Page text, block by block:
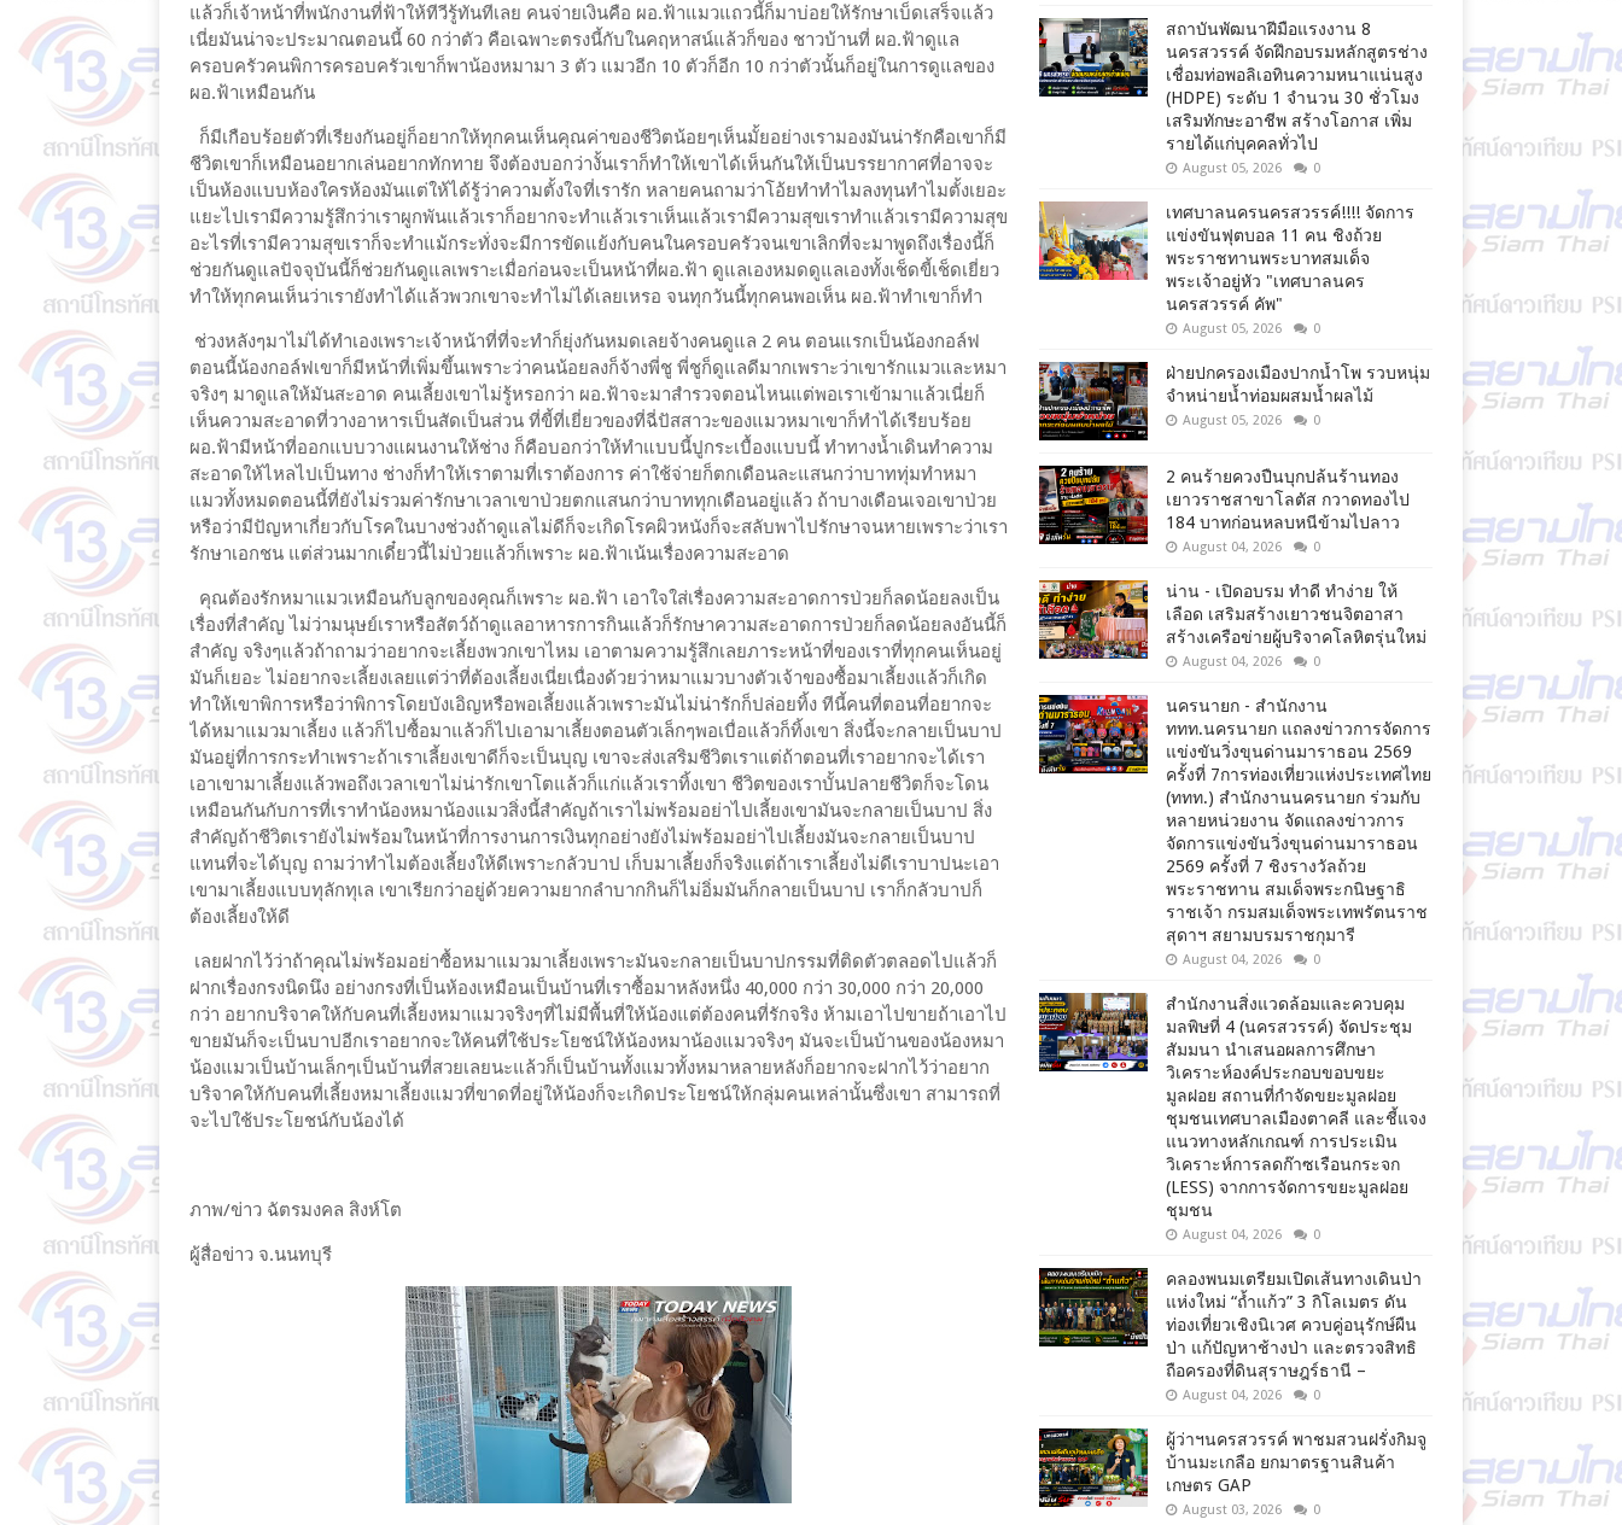
แล้วก็เจ้าหน้าที่พนักงานที่ฟ้าให้ทีวีรู้ทันทีเลย คนจ่ายเงินคือ ผอ.ฟ้าแมวแถวนี้ก็มาบ่อยให้รักษาเบ็ดเสร็จแล้ว
เนี่ยมันน่าจะประมาณตอนนี้ 60 กว่าตัว คือเฉพาะตรงนี้กับในคฤหาสน์แล้วก็ของ ชาวบ้านที่ ผอ.ฟ้าดูแล
ครอบครัวคนพิการครอบครัวเขาก็พาน้องหมามา 3 ตัว แมวอีก 10 ตัวก็อีก 10 กว่าตัวนั้นก็อยู่ในการดูแลของ
ผอ.ฟ้าเหมือนกัน
ก็มีเกือบร้อยตัวที่เรียงกันอยู่ก็อยากให้ทุกคนเห็นคุณค่าของชีวิตน้อยๆเห็นมั้ยอย่างเรามองมันน่ารักคือเขาก็มี
ชีวิตเขาก็เหมือนอยากเล่นอยากทักทาย จึงต้องบอกว่างั้นเราก็ทำให้เขาได้เห็นกันให้เป็นบรรยากาศที่อาจจะ
เป็นห้องแบบห้องใครห้องมันแต่ให้ได้รู้ว่าความตั้งใจที่เรารัก หลายคนถามว่าโอ้ยทำทำไมลงทุนทำไมตั้งเยอะ
แยะไปเรามีความรู้สึกว่าเราผูกพันแล้วเราก็อยากจะทำแล้วเราเห็นแล้วเรามีความสุขเราทำแล้วเรามีความสุข
อะไรที่เรามีความสุขเราก็จะทำแม้กระทั่งจะมีการขัดแย้งกับคนในครอบครัวจนเขาเลิกที่จะมาพูดถึงเรื่องนี้ก็
ช่วยกันดูแลปัจจุบันนี้ก็ช่วยกันดูแลเพราะเมื่อก่อนจะเป็นหน้าที่ผอ.ฟ้า ดูแลเองหมดดูแลเองทั้งเช็ดขี้เช็ดเยี่ยว
ทำให้ทุกคนเห็นว่าเรายังทำได้แล้วพวกเขาจะทำไม่ได้เลยเหรอ จนทุกวันนี้ทุกคนพอเห็น ผอ.ฟ้าทำเขาก็ทำ
ช่วงหลังๆมาไม่ได้ทำเองเพราะเจ้าหน้าที่ที่จะทำก็ยุ่งกันหมดเลยจ้างคนดูแล 2 คน ตอนแรกเป็นน้องกอล์ฟ
ตอนนี้น้องกอล์ฟเขาก็มีหน้าที่เพิ่มขึ้นเพราะว่าคนน้อยลงก็จ้างพี่ชู พี่ชูก็ดูแลดีมากเพราะว่าเขารักแมวและหมา
จริงๆ มาดูแลให้มันสะอาด คนเลี้ยงเขาไม่รู้หรอกว่า ผอ.ฟ้าจะมาสำรวจตอนไหนแต่พอเราเข้ามาแล้วเนี่ยก็
เห็นความสะอาดที่วางอาหารเป็นสัดเป็นส่วน ที่ขี้ที่เยี่ยวของที่ฉี่ปัสสาวะของแมวหมาเขาก็ทำได้เรียบร้อย
ผอ.ฟ้ามีหน้าที่ออกแบบวางแผนงานให้ช่าง ก็คือบอกว่าให้ทำแบบนี้ปูกระเบื้องแบบนี้ ทำทางน้ำเดินทำความ
สะอาดให้ไหลไปเป็นทาง ช่างก็ทำให้เราตามที่เราต้องการ ค่าใช้จ่ายก็ตกเดือนละแสนกว่าบาททุ่มทำหมา
แมวทั้งหมดตอนนี้ที่ยังไม่รวมค่ารักษาเวลาเขาป่วยตกแสนกว่าบาททุกเดือนอยู่แล้ว ถ้าบางเดือนเจอเขาป่วย
หรือว่ามีปัญหาเกี่ยวกับโรคในบางช่วงถ้าดูแลไม่ดีก็จะเกิดโรคผิวหนังก็จะสลับพาไปรักษาจนหายเพราะว่าเรา
รักษาเอกชน แต่ส่วนมากเดี๋ยวนี้ไม่ป่วยแล้วก็เพราะ ผอ.ฟ้าเน้นเรื่องความสะอาด
คุณต้องรักหมาแมวเหมือนกับลูกของคุณก็เพราะ ผอ.ฟ้า เอาใจใส่เรื่องความสะอาดการป่วยก็ลดน้อยลงเป็น
เรื่องที่สำคัญ ไม่ว่ามนุษย์เราหรือสัตว์ถ้าดูแลอาหารการกินแล้วก็รักษาความสะอาดการป่วยก็ลดน้อยลงอันนี้ก็
สำคัญ จริงๆแล้วถ้าถามว่าอยากจะเลี้ยงพวกเขาไหม เอาตามความรู้สึกเลยภาระหน้าที่ของเราที่ทุกคนเห็นอยู่
มันก็เยอะ ไม่อยากจะเลี้ยงเลยแต่ว่าที่ต้องเลี้ยงเนี่ยเนื่องด้วยว่าหมาแมวบางตัวเจ้าของซื้อมาเลี้ยงแล้วก็เกิด
ทำให้เขาพิการหรือว่าพิการโดยบังเอิญหรือพอเลี้ยงแล้วเพราะมันไม่น่ารักก็ปล่อยทิ้ง ทีนี้คนที่ตอนที่อยากจะ
ได้หมาแมวมาเลี้ยง แล้วก็ไปซื้อมาแล้วก็ไปเอามาเลี้ยงตอนตัวเล็กๆพอเบื่อแล้วก็ทิ้งเขา สิ่งนี้จะกลายเป็นบาป
มันอยู่ที่การกระทำเพราะถ้าเราเลี้ยงเขาดีก็จะเป็นบุญ เขาจะส่งเสริมชีวิตเราแต่ถ้าตอนที่เราอยากจะได้เรา
เอาเขามาเลี้ยงแล้วพอถึงเวลาเขาไม่น่ารักเขาโตแล้วก็แก่แล้วเราทิ้งเขา ชีวิตของเราบั้นปลายชีวิตก็จะโดน
เหมือนกันกับการที่เราทำน้องหมาน้องแมวสิ่งนี้สำคัญถ้าเราไม่พร้อมอย่าไปเลี้ยงเขามันจะกลายเป็นบาป สิ่ง
สำคัญถ้าชีวิตเรายังไม่พร้อมในหน้าที่การงานการเงินทุกอย่างยังไม่พร้อมอย่าไปเลี้ยงมันจะกลายเป็นบาป
แทนที่จะได้บุญ ถามว่าทำไมต้องเลี้ยงให้ดีเพราะกลัวบาป เก็บมาเลี้ยงก็จริงแต่ถ้าเราเลี้ยงไม่ดีเราบาปนะเอา
เขามาเลี้ยงแบบทุลักทุเล เขาเรียกว่าอยู่ด้วยความยากลำบากกินก็ไม่อิ่มมันก็กลายเป็นบาป เราก็กลัวบาปก็
ต้องเลี้ยงให้ดี
เลยฝากไว้ว่าถ้าคุณไม่พร้อมอย่าซื้อหมาแมวมาเลี้ยงเพราะมันจะกลายเป็นบาปกรรมที่ติดตัวตลอดไปแล้วก็
ฝากเรื่องกรงนิดนึง อย่างกรงที่เป็นห้องเหมือนเป็นบ้านที่เราซื้อมาหลังหนึ่ง 40,000 กว่า 30,000 กว่า 20,000
กว่า อยากบริจาคให้กับคนที่เลี้ยงหมาแมวจริงๆที่ไม่มีพื้นที่ให้น้องแต่ต้องคนที่รักจริง ห้ามเอาไปขายถ้าเอาไป
ขายมันก็จะเป็นบาปอีกเราอยากจะให้คนที่ใช้ประโยชน์ให้น้องหมาน้องแมวจริงๆ มันจะเป็นบ้านของน้องหมา
น้องแมวเป็นบ้านเล็กๆเป็นบ้านที่สวยเลยนะแล้วก็เป็นบ้านทั้งแมวทั้งหมาหลายหลังก็อยากจะฝากไว้ว่าอยาก
บริจาคให้กับคนที่เลี้ยงหมาเลี้ยงแมวที่ขาดที่อยู่ให้น้องก็จะเกิดประโยชน์ให้กลุ่มคนเหล่านั้นซึ่งเขา สามารถที่
จะไปใช้ประโยชน์กับน้องได้
ภาพ/ข่าว ฉัตรมงคล สิงห์โต
ผู้สื่อข่าว จ.นนทบุรี
สถาบันพัฒนาฝีมือแรงงาน 8
นครสวรรค์ จัดฝึกอบรมหลักสูตรช่าง
เชื่อมท่อพอลิเอทินความหนาแน่นสูง
(HDPE) ระดับ 1 จำนวน 30 ชั่วโมง
เสริมทักษะอาชีพ สร้างโอกาส เพิ่ม
รายได้แก่บุคคลทั่วไป
August 05, 2026 0
เทศบาลนครนครสวรรค์!!!! จัดการ
แข่งขันฟุตบอล 11 คน ชิงถ้วย
พระราชทานพระบาทสมเด็จ
พระเจ้าอยู่หัว "เทศบาลนคร
นครสวรรค์ คัพ"
August 05, 2026 0
ฝ่ายปกครองเมืองปากน้ำโพ รวบหนุ่ม
จำหน่ายน้ำท่อมผสมน้ำผลไม้
August 05, 2026 0
2 คนร้ายควงปืนบุกปล้นร้านทอง
เยาวราชสาขาโลตัส กวาดทองไป
184 บาทก่อนหลบหนีข้ามไปลาว
August 04, 2026 0
น่าน - เปิดอบรม ทำดี ทำง่าย ให้
เลือด เสริมสร้างเยาวชนจิตอาสา
สร้างเครือข่ายผู้บริจาคโลหิตรุ่นใหม่
August 04, 2026 0
นครนายก - สำนักงาน
ททท.นครนายก แถลงข่าวการจัดการ
แข่งขันวิ่งขุนด่านมาราธอน 2569
ครั้งที่ 7การท่องเที่ยวแห่งประเทศไทย
(ททท.) สำนักงานนครนายก ร่วมกับ
หลายหน่วยงาน จัดแถลงข่าวการ
จัดการแข่งขันวิ่งขุนด่านมาราธอน
2569 ครั้งที่ 7 ชิงรางวัลถ้วย
พระราชทาน สมเด็จพระกนิษฐาธิ
ราชเจ้า กรมสมเด็จพระเทพรัตนราช
สุดาฯ สยามบรมราชกุมารี
August 04, 2026 0
สำนักงานสิ่งแวดล้อมและควบคุม
มลพิษที่ 4 (นครสวรรค์) จัดประชุม
สัมมนา นำเสนอผลการศึกษา
วิเคราะห์องค์ประกอบขอบขยะ
มูลฝอย สถานที่กำจัดขยะมูลฝอย
ชุมชนเทศบาลเมืองตาคลี และชี้แจง
แนวทางหลักเกณฑ์ การประเมิน
วิเคราะห์การลดก๊าซเรือนกระจก
(LESS) จากการจัดการขยะมูลฝอย
ชุมชน
August 04, 2026 0
คลองพนมเตรียมเปิดเส้นทางเดินป่า
แห่งใหม่ “ถ้ำแก้ว” 3 กิโลเมตร ดัน
ท่องเที่ยวเชิงนิเวศ ควบคู่อนุรักษ์ผืน
ป่า แก้ปัญหาช้างป่า และตรวจสิทธิ
ถือครองที่ดินสุราษฎร์ธานี –
August 04, 2026 0
ผู้ว่าฯนครสวรรค์ พาชมสวนฝรั่งกิมจู
บ้านมะเกลือ ยกมาตรฐานสินค้า
เกษตร GAP
August 03, 2026 0